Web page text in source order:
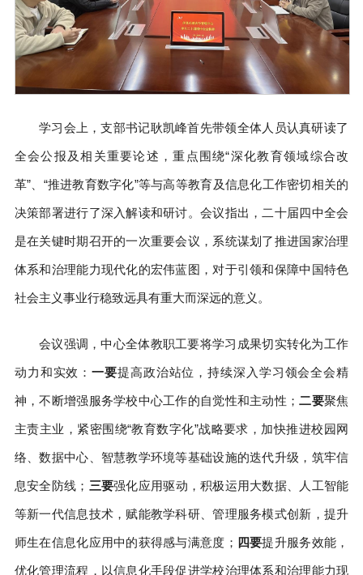
学习会上，支部书记耿凯峰首先带领全体人员认真研读了
全会公报及相关重要论述，重点围绕“深化教育领域综合改
革”、“推进教育数字化”等与高等教育及信息化工作密切相关的
决策部署进行了深入解读和研讨。会议指出，二十届四中全会
是在关键时期召开的一次重要会议，系统谋划了推进国家治理
体系和治理能力现代化的宏伟蓝图，对于引领和保障中国特色
社会主义事业行稳致远具有重大而深远的意义。
会议强调，中心全体教职工要将学习成果切实转化为工作
动力和实效：一要提高政治站位，持续深入学习领会全会精
神，不断增强服务学校中心工作的自觉性和主动性； 二要聚焦
主责主业，紧密围绕“教育数字化”战略要求，加快推进校园网
络、数据中心、智慧教学环境等基础设施的迭代升级，筑牢信
息安全防线； 三要强化应用驱动，积极运用大数据、人工智能
等新一代信息技术，赋能教学科研、管理服务模式创新，提升
师生在信息化应用中的获得感与满意度； 四要提升服务效能，
优化管理流程，以信息化手段促进学校治理体系和治理能力现